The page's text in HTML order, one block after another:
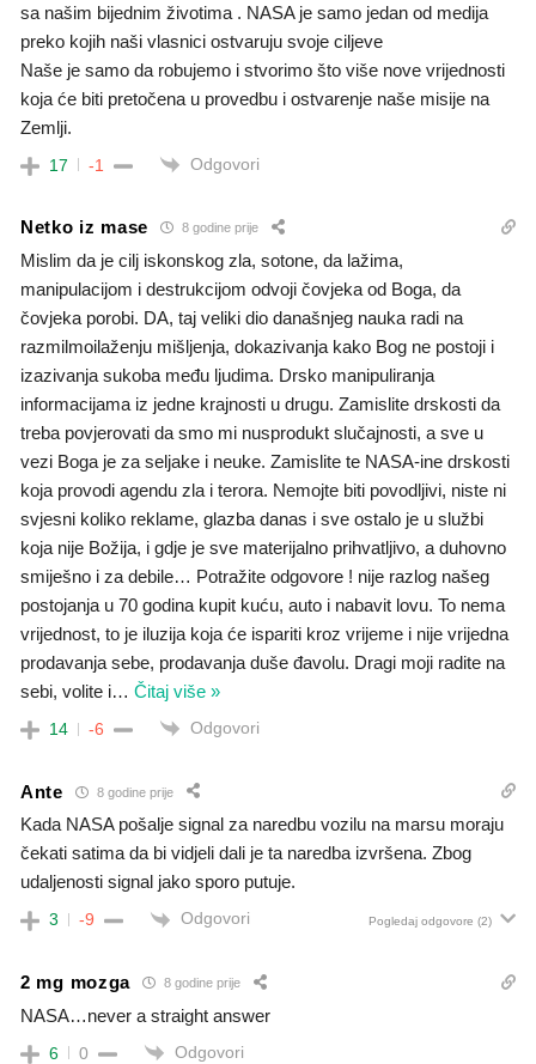
sa našim bijednim životima . NASA je samo jedan od medija
preko kojih naši vlasnici ostvaruju svoje ciljeve
Naše je samo da robujemo i stvorimo što više nove vrijednosti
koja će biti pretočena u provedbu i ostvarenje naše misije na
Zemlji.
17 -1 Odgovori
Netko iz mase 8 godine prije
Mislim da je cilj iskonskog zla, sotone, da lažima,
manipulacijom i destrukcijom odvoji čovjeka od Boga, da
čovjeka porobi. DA, taj veliki dio današnjeg nauka radi na
razmilmoilaženju mišljenja, dokazivanja kako Bog ne postoji i
izazivanja sukoba među ljudima. Drsko manipuliranja
informacijama iz jedne krajnosti u drugu. Zamislite drskosti da
treba povjerovati da smo mi nusprodukt slučajnosti, a sve u
vezi Boga je za seljake i neuke. Zamislite te NASA-ine drskosti
koja provodi agendu zla i terora. Nemojte biti povodljivi, niste ni
svjesni koliko reklame, glazba danas i sve ostalo je u službi
koja nije Božija, i gdje je sve materijalno prihvatljivo, a duhovno
smiješno i za debile… Potražite odgovore ! nije razlog našeg
postojanja u 70 godina kupit kuću, auto i nabavit lovu. To nema
vrijednost, to je iluzija koja će ispariti kroz vrijeme i nije vrijedna
prodavanja sebe, prodavanja duše đavolu. Dragi moji radite na
sebi, volite i… Čitaj više »
14 -6 Odgovori
Ante 8 godine prije
Kada NASA pošalje signal za naredbu vozilu na marsu moraju
čekati satima da bi vidjeli dali je ta naredba izvršena. Zbog
udaljenosti signal jako sporo putuje.
3 -9 Odgovori Pogledaj odgovore (2)
2 mg mozga 8 godine prije
NASA…never a straight answer
6 0 Odgovori